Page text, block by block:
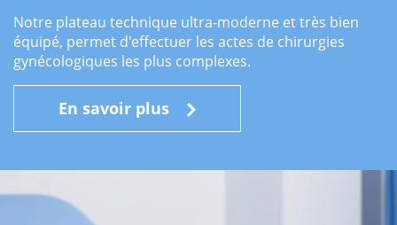
Notre plateau technique ultra-moderne et très bien
équipé, permet d'effectuer les actes de chirurgies
gynécologiques les plus complexes.
En savoir plus